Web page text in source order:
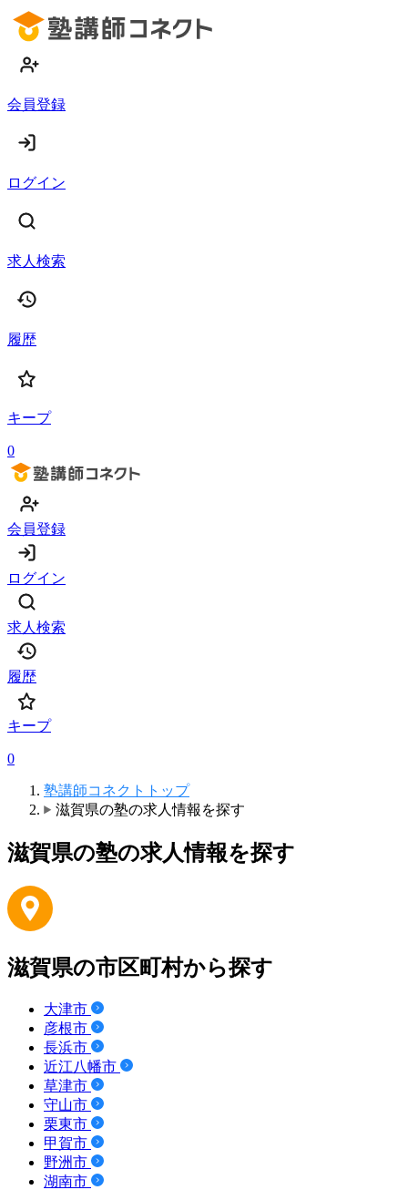
会員登録
ログイン
求人検索
履歴
キープ
0
会員登録
ログイン
求人検索
履歴
キープ
0
塾講師コネクトトップ
滋賀県の塾の求人情報を探す
滋賀県の塾の求人情報を探す
滋賀県の市区町村から探す
大津市
彦根市
長浜市
近江八幡市
草津市
守山市
栗東市
甲賀市
野洲市
湖南市